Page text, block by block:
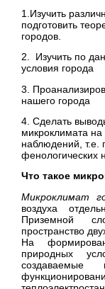
1.Изучить
подготовить
городов.
2. Изучить по
условия города
3.
нашего города
4. Сделать
микроклимата на
наблюдений, т.е.
фенологических
Что такое
Микроклимат
воздуха
Приземной
пространство
На
природных
создаваемые